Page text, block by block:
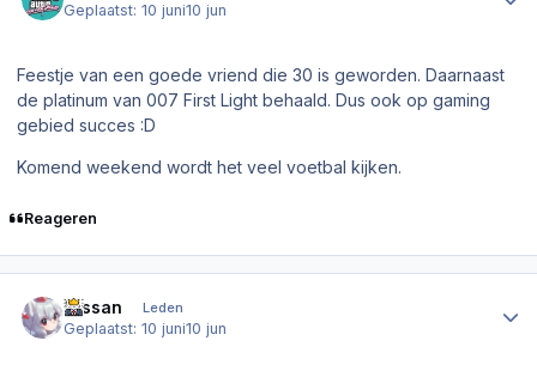
Geplaatst:10 juni10 jun
Feestje van een goede vriend die 30 is geworden. Daarnaast
de platinum van 007 First Light behaald. Dus ook op gaming
gebied succes :D
Komend weekend wordt het veel voetbal kijken.
Reageren
Nissan Leden
Geplaatst:10 juni10 jun